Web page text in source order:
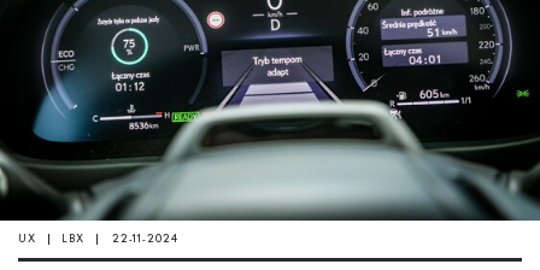
UX LBX 22-11-2024